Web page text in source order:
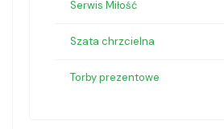
Serwis Miłość
Szata chrzcielna
Torby prezentowe